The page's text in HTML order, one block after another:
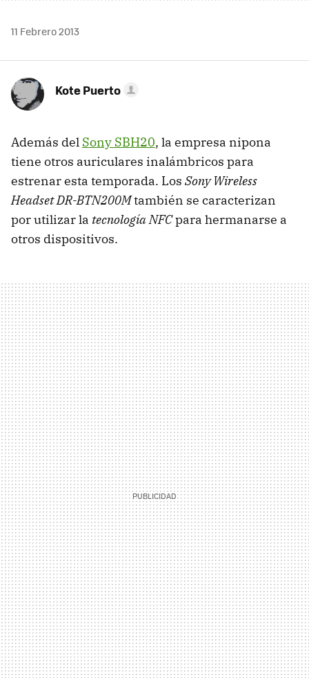
11 Febrero 2013
Kote Puerto
Además del Sony SBH20, la empresa nipona
tiene otros auriculares inalámbricos para
estrenar esta temporada. Los Sony Wireless
Headset DR-BTN200Mtambién se caracterizan
por utilizar la tecnología NFCpara hermanarse a
otros dispositivos.